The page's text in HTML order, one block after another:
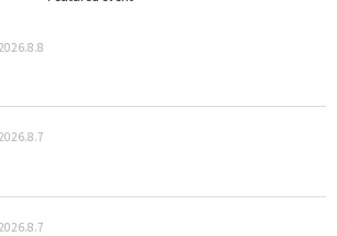
2026.8.8
2026.8.7